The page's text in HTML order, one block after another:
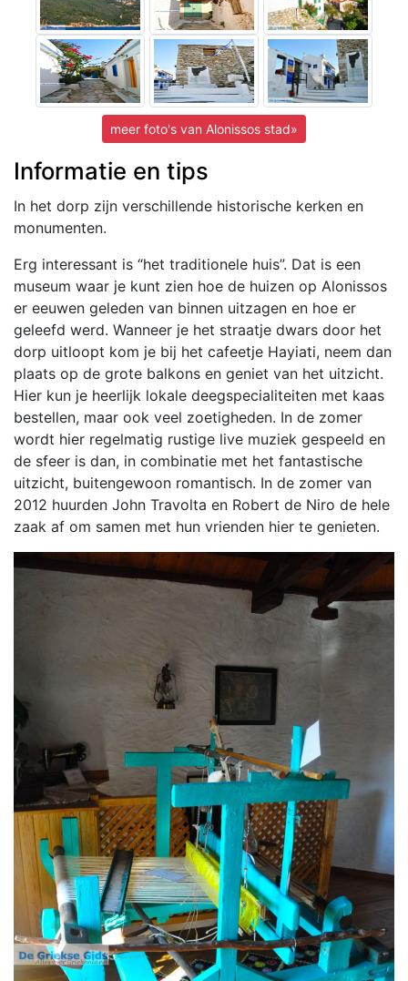
meer foto's van Alonissos stad»
Informatie en tips
In het dorp zijn verschillende historische kerken en
monumenten.
Erg interessant is “het traditionele huis”. Dat is een
museum waar je kunt zien hoe de huizen op Alonissos
er eeuwen geleden van binnen uitzagen en hoe er
geleefd werd. Wanneer je het straatje dwars door het
dorp uitloopt kom je bij het cafeetje Hayiati, neem dan
plaats op de grote balkons en geniet van het uitzicht.
Hier kun je heerlijk lokale deegspecialiteiten met kaas
bestellen, maar ook veel zoetigheden. In de zomer
wordt hier regelmatig rustige live muziek gespeeld en
de sfeer is dan, in combinatie met het fantastische
uitzicht, buitengewoon romantisch. In de zomer van
2012 huurden John Travolta en Robert de Niro de hele
zaak af om samen met hun vrienden hier te genieten.